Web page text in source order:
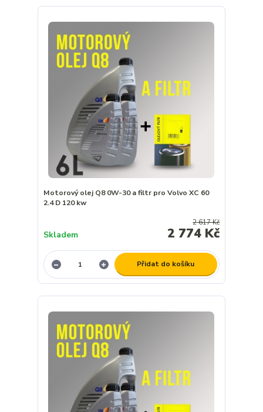
Motorový olej Q8 0W-30 a filtr pro Volvo XC 60
2.4 D 120 kw
2 617 Kč
2 774 Kč
Skladem
Přidat do košíku